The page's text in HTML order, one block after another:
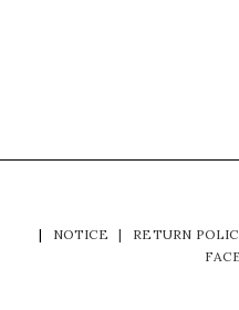
| NOTICE | RETURN